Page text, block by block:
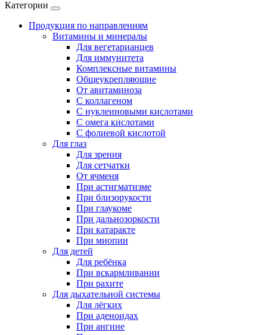
Категории
Продукция по направлениям
Витамины и минералы
Для вегетарианцев
Для иммунитета
Комплексные витамины
Общеукрепляющие
От авитаминоза
С коллагеном
С нуклеиновыми кислотами
С омега кислотами
С фолиевой кислотой
Для глаз
Для зрения
Для сетчатки
От ячменя
При астигматизме
При близорукости
При глаукоме
При дальнозоркости
При катаракте
При миопии
Для детей
Для ребёнка
При вскармливании
При рахите
Для дыхательной системы
Для лёгких
При аденоидах
При ангине